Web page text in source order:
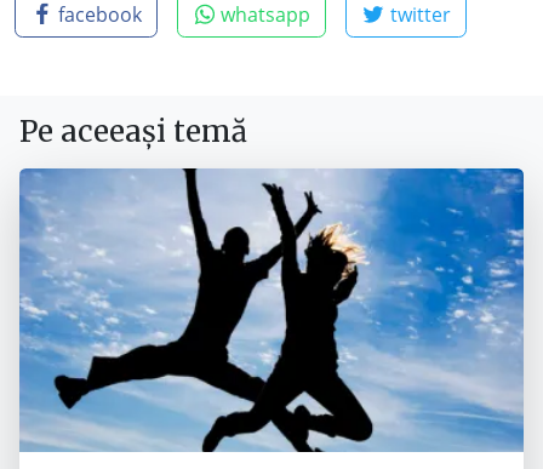
facebook whatsapp twitter
Pe aceeași temă